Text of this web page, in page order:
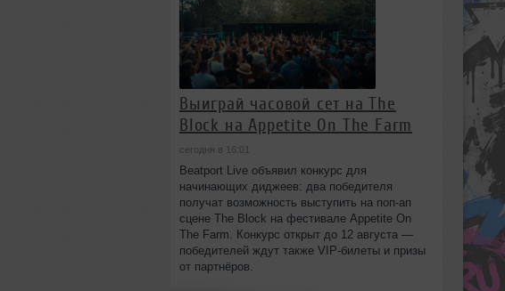
Выиграй часовой сет на The
Block на Appetite On The Farm
сегодня в 16:01
Beatport Live объявил конкурс для
начинающих диджеев: два победителя
получат возможность выступить на поп‑ап
сцене The Block на фестивале Appetite On
The Farm. Конкурс открыт до 12 августа —
победителей ждут также VIP‑билеты и призы
от партнёров.